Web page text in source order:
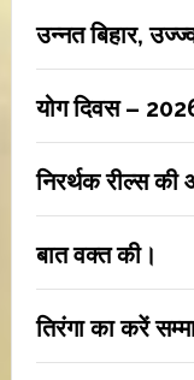
उन्नत बिहार,
योग दिवस –
निरर्थक रील्स की
बात वक्त की।
तिरंगा का करें